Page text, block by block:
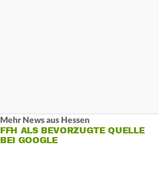
Mehr News aus Hessen
FFH ALS BEVORZUGTE QUELLE
BEI GOOGLE